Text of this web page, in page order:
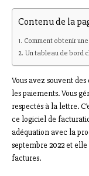
Contenu de la
Comment obtenir une
Un tableau de bord
Vous avez souvent
les paiements. Vous
respectés à la lettre.
ce logiciel de
adéquation avec la
septembre 2022 et
factures.